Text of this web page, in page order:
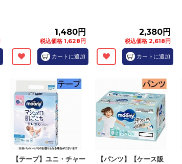
1,480円
税込価格 1,628円
カートに追加
2,380円
税込価格 2,618円
カートに追加
【テープ】ユニ・チャー
【パンツ】【ケース販